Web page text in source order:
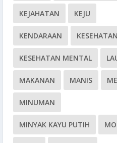
KEJAHATAN KEJU
KENDARAAN KESEHATAN
KESEHATAN MENTAL
MAKANAN MANIS
MINUMAN
MINYAK KAYU PUTIH